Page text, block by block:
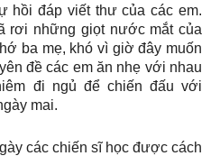
hồi đáp viết thư của các em.
rơi những giọt nước mắt của
ba mẹ, khó vì giờ đây muốn
đề các em ăn nhẹ với nhau
đi ngủ để chiến đấu với
mai.
các chiến sĩ học được cách